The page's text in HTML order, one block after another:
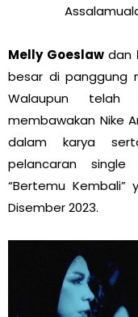
Melly Goeslaw dan
besar di panggung
Walaupun
membawakan Nike
dalam karya
pelancaran
“Bertemu
Disember 2023.